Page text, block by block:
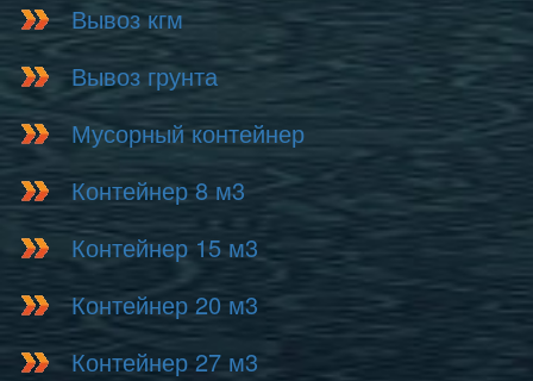
Вывоз кгм
Вывоз грунта
Мусорный контейнер
Контейнер 8 м3
Контейнер 15 м3
Контейнер 20 м3
Контейнер 27 м3